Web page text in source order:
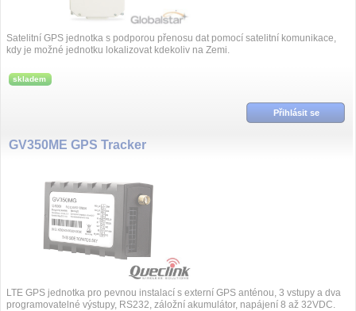
Satelitní GPS jednotka s podporou přenosu dat pomocí satelitní komunikace,
kdy je možné jednotku lokalizovat kdekoliv na Zemi.
skladem
Přihlásit se
GV350ME GPS Tracker
LTE GPS jednotka pro pevnou instalací s externí GPS anténou, 3 vstupy a dva
programovatelné výstupy, RS232, záložní akumulátor, napájení 8 až 32VDC.